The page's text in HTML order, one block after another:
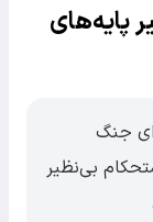
پایه‌های
جنگ
بی‌نظیر